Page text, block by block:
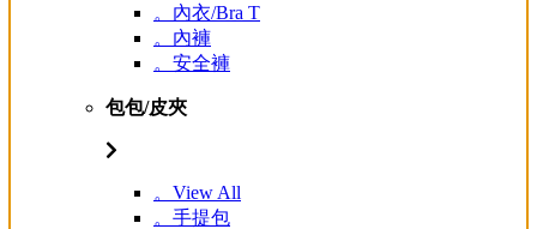
。內衣/Bra T
。內褲
。安全褲
包包/皮夾
。View All
。手提包